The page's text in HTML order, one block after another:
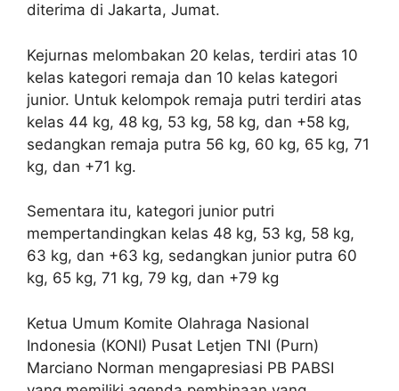
diterima di Jakarta, Jumat.
Kejurnas melombakan 20 kelas, terdiri atas 10
kelas kategori remaja dan 10 kelas kategori
junior. Untuk kelompok remaja putri terdiri atas
kelas 44 kg, 48 kg, 53 kg, 58 kg, dan +58 kg,
sedangkan remaja putra 56 kg, 60 kg, 65 kg, 71
kg, dan +71 kg.
Sementara itu, kategori junior putri
mempertandingkan kelas 48 kg, 53 kg, 58 kg,
63 kg, dan +63 kg, sedangkan junior putra 60
kg, 65 kg, 71 kg, 79 kg, dan +79 kg
Ketua Umum Komite Olahraga Nasional
Indonesia (KONI) Pusat Letjen TNI (Purn)
Marciano Norman mengapresiasi PB PABSI